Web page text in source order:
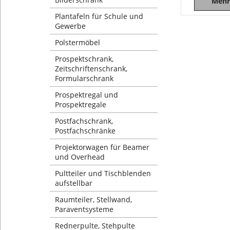
Plantafeln für Schule und
Gewerbe
Polstermöbel
Prospektschrank,
Zeitschriftenschrank,
Formularschrank
Prospektregal und
Prospektregale
Postfachschrank,
Postfachschränke
Projektorwagen für Beamer
und Overhead
Pultteiler und Tischblenden
aufstellbar
Raumteiler, Stellwand,
Paraventsysteme
Rednerpulte, Stehpulte